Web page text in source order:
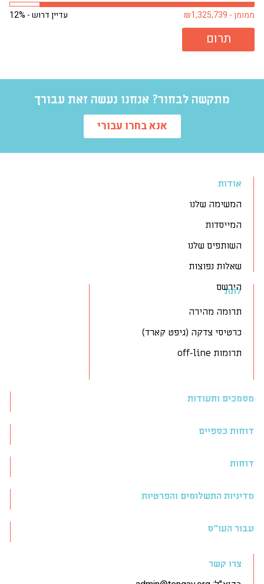
עדיין דרוש - 12%
ממומן - ₪1,325,739
תרום
מתקשה לבחור? אנחנו נעשה זאת עבורך
אנא בחרו עבורי
אודות
המשימה שלנו
המייסדות
השותפים שלנו
שאלות נפוצות
הירשם
לתת
תרומה מהירה
כרטיסי צדקה (גיפט קארד)
תרומות off-line
מסמכים ותעודות
דוחות כספיים
דוחות
מדיניות התשלומים והפרטיות
עבור העו״ס
צרו קשר